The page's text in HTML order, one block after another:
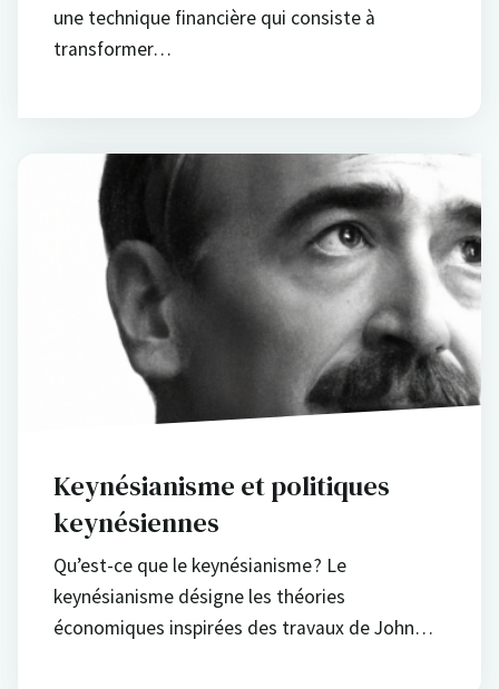
une technique financière qui consiste à
transformer…
Keynésianisme et politiques
keynésiennes
Qu’est-ce que le keynésianisme ? Le
keynésianisme désigne les théories
économiques inspirées des travaux de John…